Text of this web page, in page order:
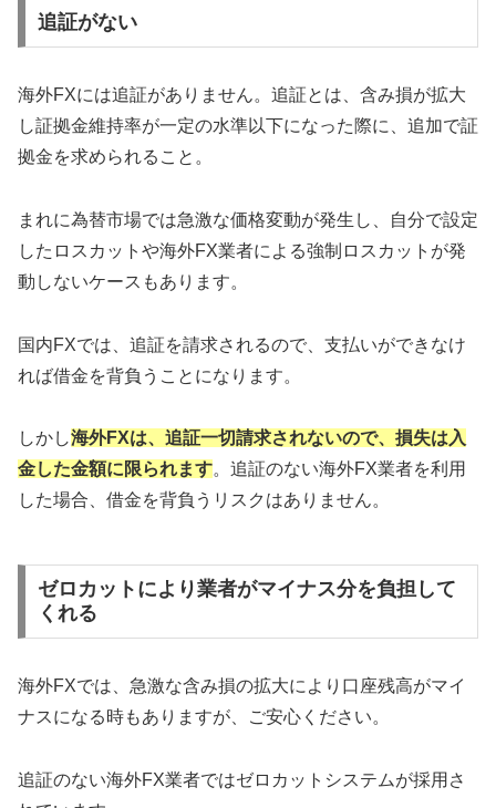
追証がない
海外FXには追証がありません。追証とは、含み損が拡大
し証拠金維持率が一定の水準以下になった際に、追加で証
拠金を求められること。
まれに為替市場では急激な価格変動が発生し、自分で設定
したロスカットや海外FX業者による強制ロスカットが発
動しないケースもあります。
国内FXでは、追証を請求されるので、支払いができなけ
れば借金を背負うことになります。
しかし海外FXは、追証一切請求されないので、損失は入
金した金額に限られます。追証のない海外FX業者を利用
した場合、借金を背負うリスクはありません。
ゼロカットにより業者がマイナス分を負担して
くれる
海外FXでは、急激な含み損の拡大により口座残高がマイ
ナスになる時もありますが、ご安心ください。
追証のない海外FX業者ではゼロカットシステムが採用さ